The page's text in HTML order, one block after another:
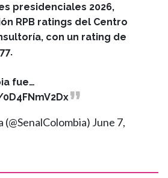
presidenciales 2026,
RPB ratings del Centro
con un rating de
fue…
(@SenalColombia) June 7,